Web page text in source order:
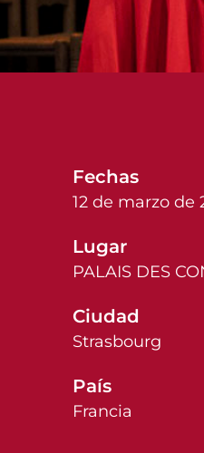
Fechas
12 de marzo de
Lugar
PALAIS DES
Ciudad
Strasbourg
País
Francia